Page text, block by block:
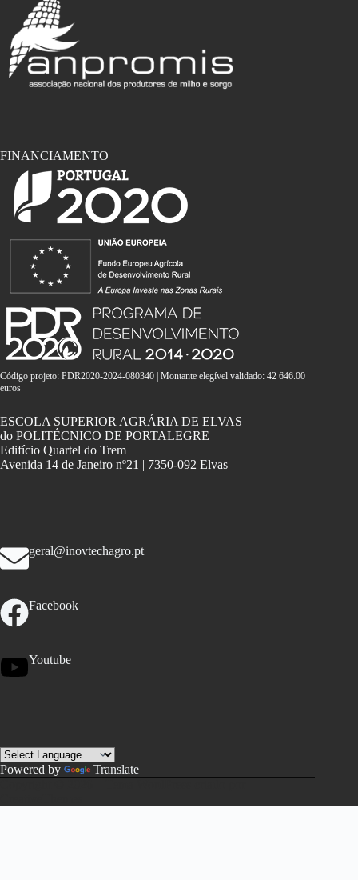
FINANCIAMENTO
Código projeto: PDR2020-2024-080340 | Montante elegível validado: 42 646.00
euros
ESCOLA SUPERIOR AGRÁRIA DE ELVAS
do POLITÉCNICO DE PORTALEGRE
Edifício Quartel do Trem
Avenida 14 de Janeiro nº21 | 7350-092 Elvas
geral@inovtechagro.pt
Facebook
Youtube
Powered by
Translate